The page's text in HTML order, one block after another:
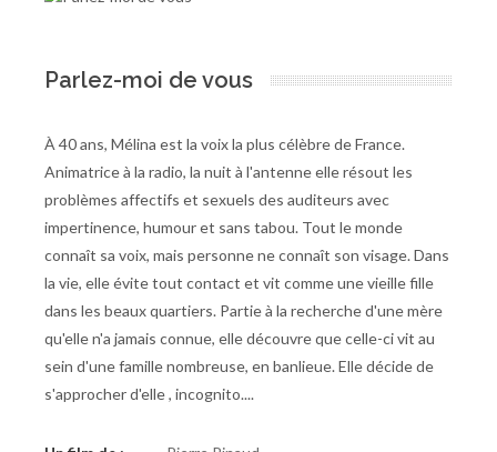
Parlez-moi de vous
À 40 ans, Mélina est la voix la plus célèbre de France.
Animatrice à la radio, la nuit à l'antenne elle résout les
problèmes affectifs et sexuels des auditeurs avec
impertinence, humour et sans tabou. Tout le monde
connaît sa voix, mais personne ne connaît son visage. Dans
la vie, elle évite tout contact et vit comme une vieille fille
dans les beaux quartiers. Partie à la recherche d'une mère
qu'elle n'a jamais connue, elle découvre que celle-ci vit au
sein d'une famille nombreuse, en banlieue. Elle décide de
s'approcher d'elle , incognito....